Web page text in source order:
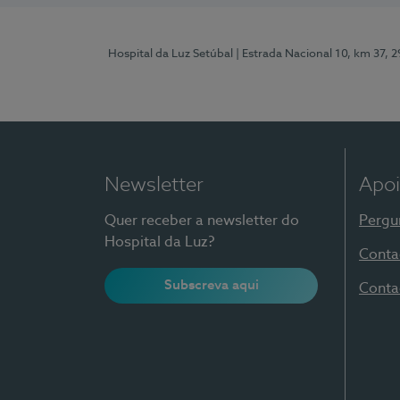
Hospital da Luz Setúbal | Estrada Nacional 10, km 37,
Newsletter
Quer receber a newsletter do
Hospital da Luz?
Subscreva aqui